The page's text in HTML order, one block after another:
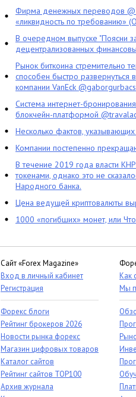
Фирма денежных переводов
«ликвидность по требованию»
В очередном выпуске "Поясни
децентрализованных
Рынок биткоина стремительно
способен быстро
компании VanEck
Система интернет-
блокчейн-платформой
Несколько фактов,
Компании постепенно
В течение 2019 года власти
токенами, однако это не
Народного банка.
Цена ведущей криптовалюты
1000 «погибших» монет, или
Сайт «Forex Magazine»
Вход в личный кабинет
Регистрация
Форекс блоги
Рейтинг брокеров 2026
Новости рынка форекс
Магазин цифровых товаров
Каталог сайтов
Рейтинг сайтов TOP100
Архив журнала
Как
Мы